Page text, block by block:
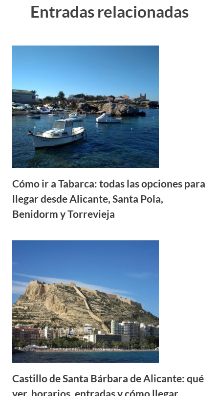
Entradas relacionadas
Cómo ir a Tabarca: todas las opciones para
llegar desde Alicante, Santa Pola,
Benidorm y Torrevieja
Castillo de Santa Bárbara de Alicante: qué
ver, horarios, entradas y cómo llegar